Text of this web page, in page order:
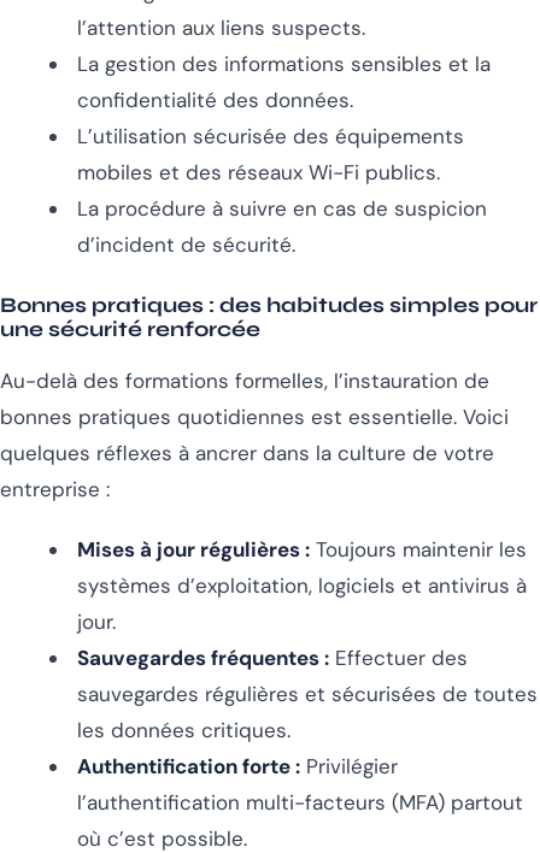
l’attention aux liens suspects.
La gestion des informations sensibles et la
confidentialité des données.
L’utilisation sécurisée des équipements
mobiles et des réseaux Wi-Fi publics.
La procédure à suivre en cas de suspicion
d’incident de sécurité.
Bonnes pratiques : des habitudes simples pour
une sécurité renforcée
Au-delà des formations formelles, l’instauration de
bonnes pratiques quotidiennes est essentielle. Voici
quelques réflexes à ancrer dans la culture de votre
entreprise :
Mises à jour régulières :Toujours maintenir les
systèmes d’exploitation, logiciels et antivirus à
jour.
Sauvegardes fréquentes :Effectuer des
sauvegardes régulières et sécurisées de toutes
les données critiques.
Authentification forte :Privilégier
l’authentification multi-facteurs (MFA) partout
où c’est possible.